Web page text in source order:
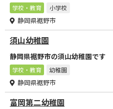
学校・教育 小学校
静岡県裾野市
須山幼稚園
静岡県裾野市の須山幼稚園です
学校・教育 幼稚園
静岡県裾野市
富岡第二幼稚園